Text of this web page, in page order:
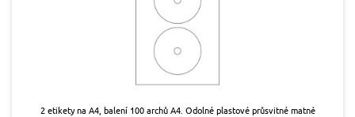
2 etikety na A4, balení 100 archů A4. Odolné plastové průsvitné matné